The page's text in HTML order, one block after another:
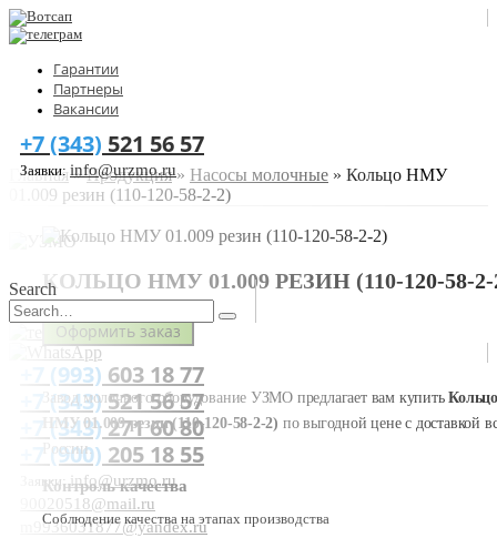
Гарантии
Партнеры
Вакансии
+7 (343) 521 56 57
Заявки:info@urzmo.ru
Search
+7 (993) 603 18 77
+7 (343)521 56 57
+7 (343)271 60 80
+7 (900) 205 18 55
Заявки:info@urzmo.ru
90020518@mail.ru
m9936031877@yandex.ru
Главная»Продукция» Насосы молочные » Кольцо НМУ
01.009 резин (110-120-58-2-2)
КОЛЬЦО НМУ 01.009 РЕЗИН (110-120-58-2-
Оформить заказ
Завод молочного оборудование УЗМО предлагает вам купитьКольцо
НМУ 01.009 резин (110-120-58-2-2) по выгодной цене с доставкой
России.
Контроль качества
Соблюдение качества на этапах производства